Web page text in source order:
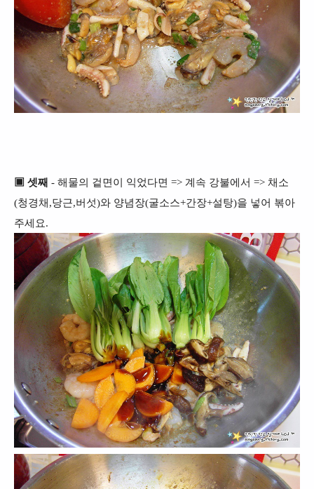
▣ 셋째 - 해물의 겉면이 익었다면 => 계속 강불에서 => 채소
(청경채,당근,버섯)와 양념장(굴소스+간장+설탕)을 넣어 볶아
주세요.